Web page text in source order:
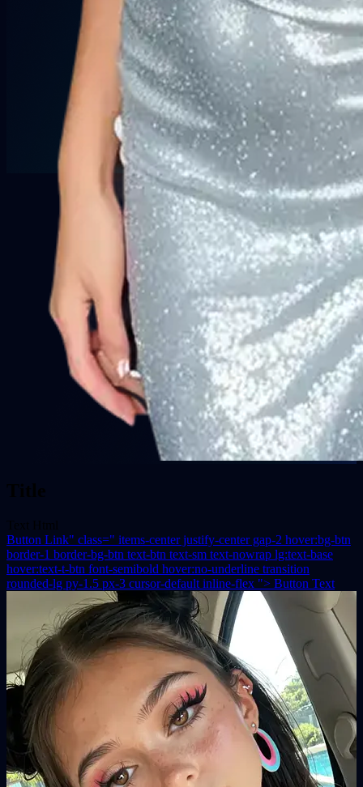
Button Link" class=" items-center justify-center gap-2 hover:bg-btn
border-1 border-bg-btn text-btn text-sm text-nowrap lg:text-base
hover:text-t-btn font-semibold hover:no-underline transition
rounded-lg py-1.5 px-3 cursor-default inline-flex "> Button Text